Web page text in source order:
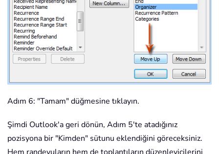
Adım 6: "Tamam" düğmesine tıklayın.
Şimdi Outlook'a geri dönün, Adım 5'te atadığınız
pozisyona bir "Kimden" sütunu eklendiğini göreceksiniz.